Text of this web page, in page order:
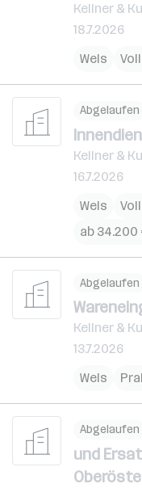
Kellner &
18.7.2026
Wels
Abgelaufen
Kellner &
16.7.2026
Wels
ab
Abgelaufen
Kellner &
13.7.2026
Wels
Abgelaufen
und